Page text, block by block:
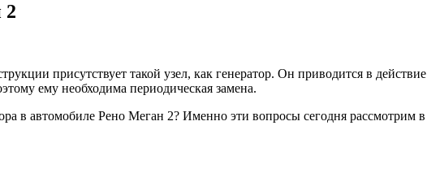
2
присутствует такой узел, как генератор. Он приводится в
ему необходима периодическая замена.
в автомобиле Рено Меган 2? Именно эти вопросы сегодня рассмотрим